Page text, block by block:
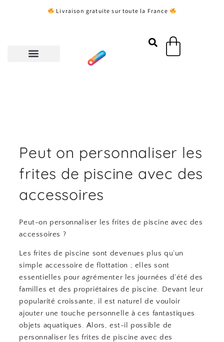
Livraison gratuite sur toute la France
Panier
Peut on personnaliser les
frites de piscine avec des
accessoires
Peut-on personnaliser les frites de piscine avec des
accessoires ?
Les frites de piscine sont devenues plus qu’un
simple accessoire de flottation ; elles sont
essentielles pour agrémenter les journées d’été des
familles et des propriétaires de piscine. Devant leur
popularité croissante, il est naturel de vouloir
ajouter une touche personnelle à ces fantastiques
objets aquatiques. Alors, est-il possible de
personnaliser les frites de piscine avec des